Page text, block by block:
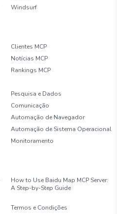
Windsurf
Clientes MCP
Notícias MCP
Rankings MCP
Pesquisa e Dados
Comunicação
Automação de Navegador
Automação de Sistema Operacional
Monitoramento
How to Use Baidu Map MCP Server:
A Step-by-Step Guide
Termos e Condições